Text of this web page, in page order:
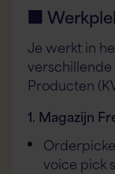
🏢
Je werkt in
Producten
1. Magazijn
voice pick